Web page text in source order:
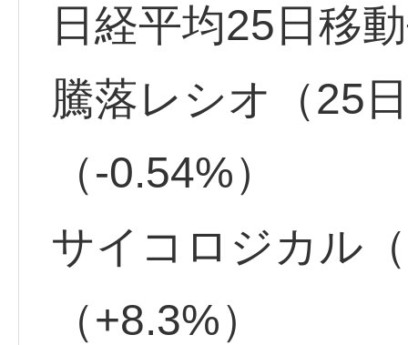
日経平均25日移
騰落レシオ（25
（-0.54%）
サイコロジカル
（+8.3%）